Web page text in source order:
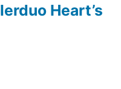
Heart’s